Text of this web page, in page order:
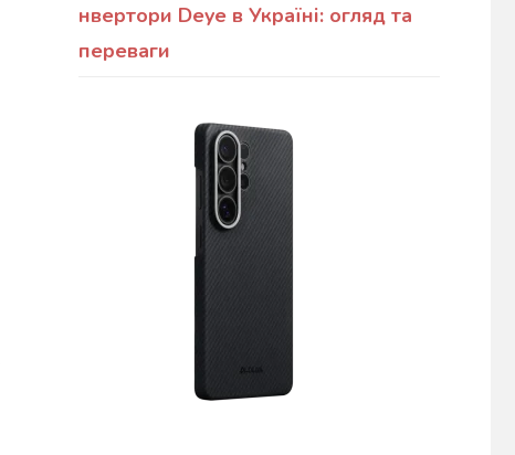
нвертори Deye в Україні: огляд та
переваги